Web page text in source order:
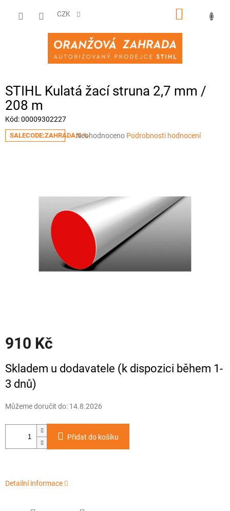
CZK
NÁKUPNÍ
STIHL Kulatá žací struna 2,7 mm /
208 m
Kód:00009302227
SALECODE:ZAHRADA:5:%Průměrné
hvězdiček.
Neohodnoceno Podrobnosti hodnocení
910 Kč
cena:
Skladem u dodavatele (k dispozici během 1-
3 dnů)
Můžeme doručit do: 14.8.2026
Přidat do košíku
Detailní informace